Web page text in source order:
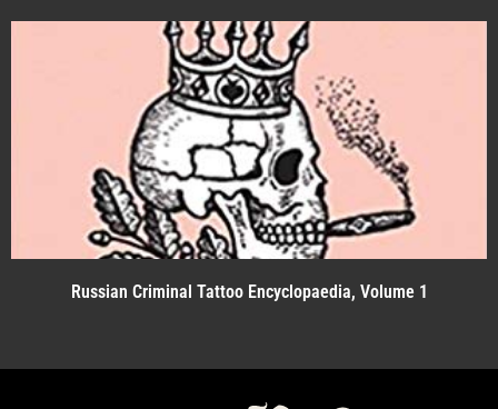
Russian Criminal Tattoo Encyclopaedia, Volume 1